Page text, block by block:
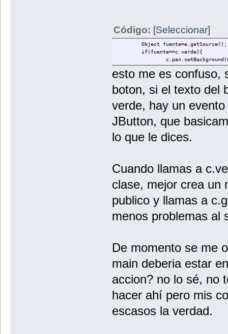
Código: [Seleccionar]
Object fuente=e.getSource();
if(fuente==c.verde){
esto me es confuso,
boton, si el texto del
verde, hay un
JButton, que
lo que le dices.
Cuando llamas a
clase, mejor crea un
publico y llamas a
menos problemas al
De momento se me
main deberia estar
accion? no lo sé, no
hacer ahí pero mis
escasos la verdad.